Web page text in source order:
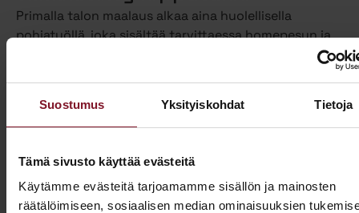
Suostumus Yksityiskohdat Tietoja
Tämä sivusto käyttää evästeitä
Käytämme evästeitä tarjoamamme sisällön ja mainosten
räätälöimiseen, sosiaalisen median ominaisuuksien
Primalla talon maalaus alkaa aina huolellisella
pohjatyöllä, joka sisältää tarvittaessa homepesun ja
Maalaamme puhdistetun ulkoverhouksen
valitsemallasi värillä jopa kahteen kertaan. Tällöin
Teemme talon maalaukset pelkästään pensselillä ja
käsin maalaten. Näin saamme tasaisen ja viimeistellyn
pinnan.